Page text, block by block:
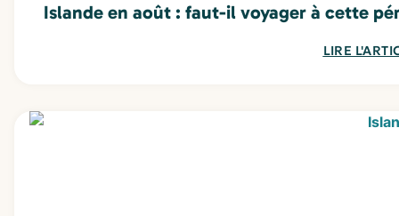
Islande en août : faut-il voyager à cette
LIRE